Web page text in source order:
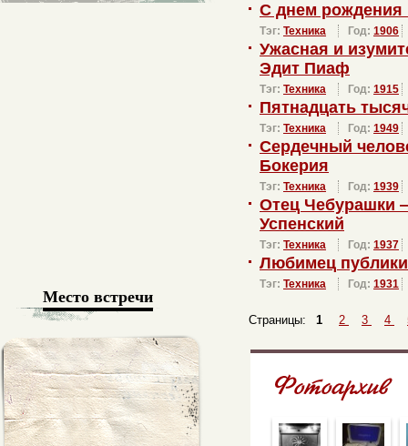
С днем
Тэг: Техника Год: 1906
Ужасная и
Эдит Пиаф
Тэг: Техника Год: 1915
Пятнадцать
Тэг: Техника Год: 1949
Сердечный
Бокерия
Тэг: Техника Год: 1939
Отец Чебурашки
Успенский
Тэг: Техника Год: 1937
Любимец
Тэг: Техника Год: 1931
Страницы: 1 2 3 4
Место встречи